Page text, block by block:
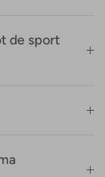
de sport